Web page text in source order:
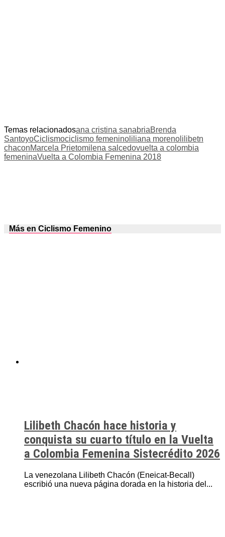
Temas relacionadosana cristina sanabriaBrenda
SantoyoCiclismociclismo femenino liliana moreno lilibetn
chaconMarcela Prietomilena salcedovuelta a colombia
femeninaVuelta a Colombia Femenina 2018
Más en Ciclismo Femenino
Lilibeth Chacón hace historia y
conquista su cuarto título en la Vuelta
a Colombia Femenina Sistecrédito 2026
La venezolana Lilibeth Chacón (Eneicat-Becall)
escribió una nueva página dorada en la historia del...